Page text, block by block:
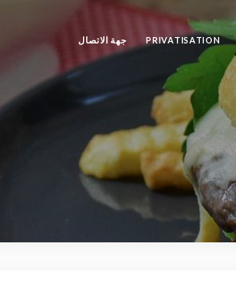
PRIVATISATION جهة الاتصال